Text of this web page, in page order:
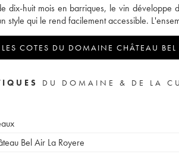
dix-huit mois en barriques, le vin développe
style qui le rend facilement accessible.
COTES DU DOMAINE CHÂTEAU BEL
DU DOMAINE & DE LA
Bel Air La Royere